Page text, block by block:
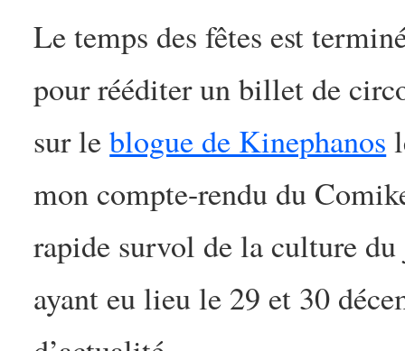
Le temps des fêtes est
pour rééditer un billet de
sur leblogue de Kinephanos
mon compte-rendu du
rapide survol de la culture
ayant eu lieu le 29 et 30